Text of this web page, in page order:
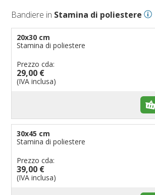
Bandiere in Stamina di poliestere
20x30 cm
Stamina di poliestere
Prezzo cda:
29,00 €
(IVA inclusa)
30x45 cm
Stamina di poliestere
Prezzo cda:
39,00 €
(IVA inclusa)